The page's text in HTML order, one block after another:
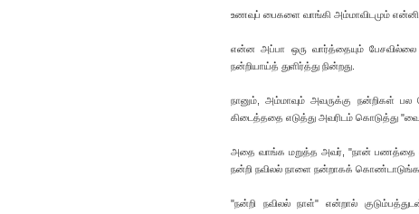
உணவுப் பைகளை வாங்கி அம்மாவிடமும்
என்ன அப்பா ஒரு வார்த்தையும்
நன்றியாய்த் துளிர்த்து நின்றது.
நானும், அம்மாவும் அவருக்கு நன்றிகள்
கிடைத்ததை எடுத்து அவரிடம் கொடுத்து
அதை வாங்க மறுத்த அவர், "நான் பணத்தை
நன்றி நவிலல் நாளை நன்றாகக்
"நன்றி நவிலல் நாள்" என்றால்